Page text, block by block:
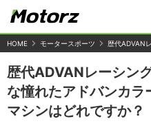
HOME モータースポーツ 歴代ADVAN
歴代ADVANレーシン
な憧れたアドバンカ
マシンはどれですか？